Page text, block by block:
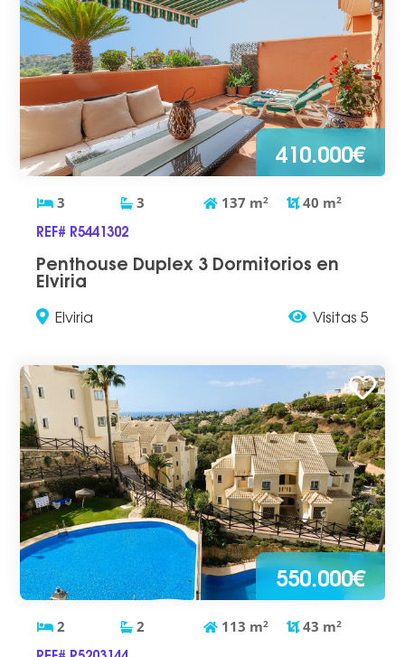
410.000€
3 3 137 m2 40 m2
REF# R5441302
Penthouse Duplex 3 Dormitorios en
Elviria
Elviria Visitas 5
550.000€
2 2 113 m2 43 m2